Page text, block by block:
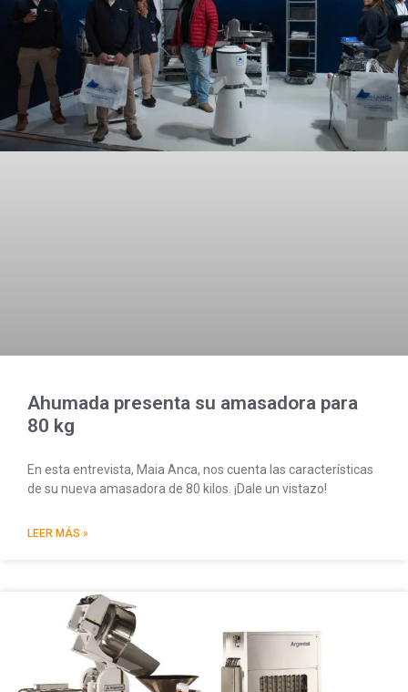
Ahumada presenta su amasadora para
80 kg
En esta entrevista, Maia Anca, nos cuenta las características
de su nueva amasadora de 80 kilos. ¡Dale un vistazo!
LEER MÁS »